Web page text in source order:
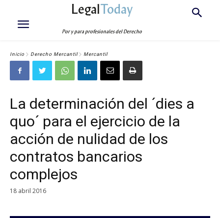
LegalToday
Por y para profesionales del Derecho
Inicio Derecho Mercantil Mercantil
La determinación del ´dies a
quo´ para el ejercicio de la
acción de nulidad de los
contratos bancarios
complejos
18 abril 2016